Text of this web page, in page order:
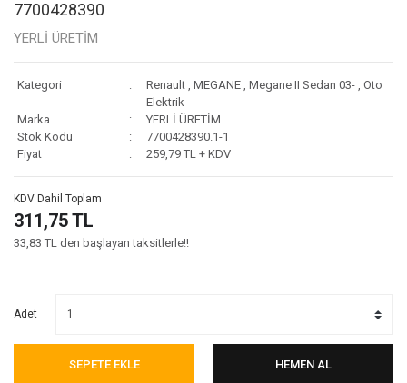
7700428390
YERLİ ÜRETİM
Kategori Renault MEGANE Megane II Sedan 03- Oto
Elektrik
Marka
YERLİ ÜRETİM
Stok Kodu
7700428390.1-1
Fiyat
259,79 TL + KDV
KDV Dahil Toplam
311,75 TL
33,83 TL den başlayan taksitlerle!!
Adet
SEPETE EKLE HEMEN AL